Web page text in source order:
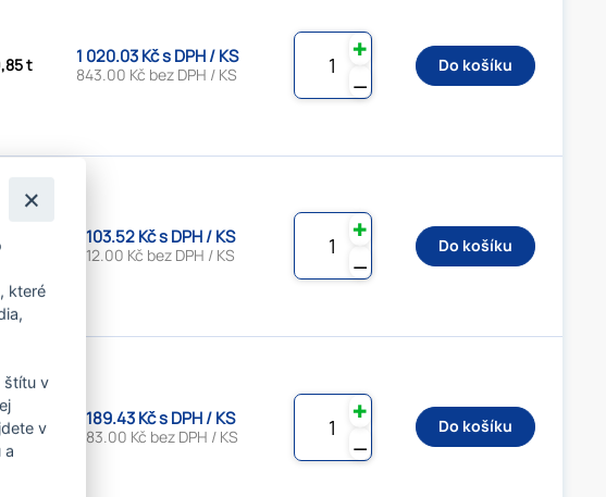
t 1 020.03 Kč s DPH / KS
843.00 Kč bez DPH / KS ⚊
✚
Do košíku
t 1 103.52 Kč s DPH / KS
912.00 Kč bez DPH / KS ⚊
✚
Do košíku
t 1 189.43 Kč s DPH / KS
983.00 Kč bez DPH / KS ⚊
✚
Do košíku
které
štítu v
v
a